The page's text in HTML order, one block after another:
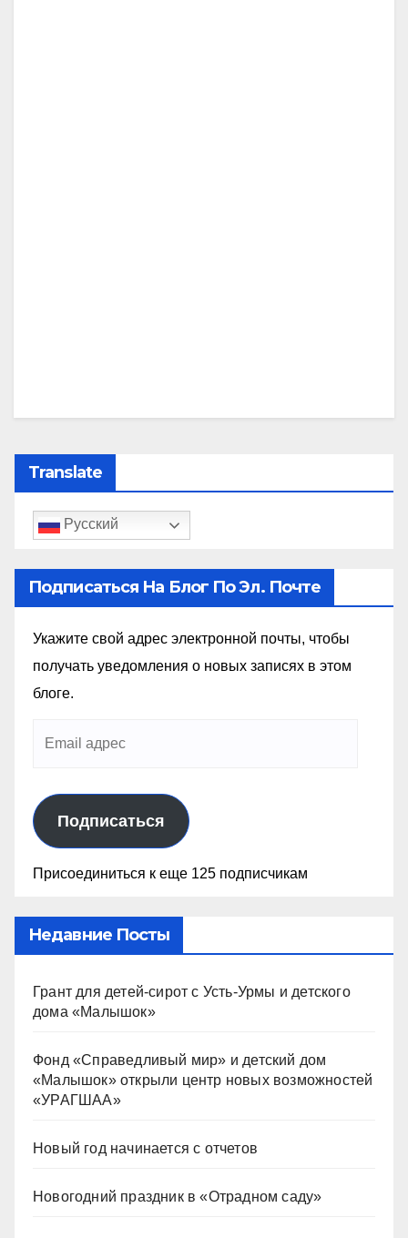
Translate
Русский
Подписаться На Блог По Эл. Почте
Укажите свой адрес электронной почты, чтобы
получать уведомления о новых записях в этом
блоге.
Подписаться
Присоединиться к еще 125 подписчикам
Недавние Посты
Грант для детей-сирот с Усть-Урмы и детского
дома «Малышок»
Фонд «Справедливый мир» и детский дом
«Малышок» открыли центр новых возможностей
«УРАГШАА»
Новый год начинается с отчетов
Новогодний праздник в «Отрадном саду»